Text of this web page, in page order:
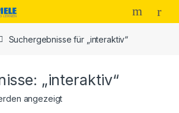
Suchergebnisse für „interaktiv“
„interaktiv“
angezeigt